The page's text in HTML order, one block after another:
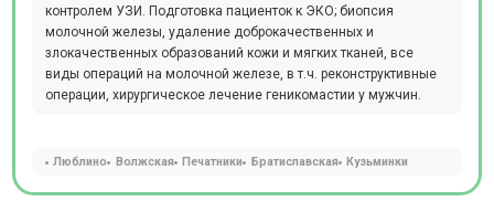
контролем УЗИ. Подготовка пациенток к ЭКО; биопсия
молочной железы, удаление доброкачественных и
злокачественных образований кожи и мягких тканей, все
виды операций на молочной железе, в т.ч. реконструктивные
операции, хирургическое лечение геникомастии у мужчин.
Люблино Волжская Печатники Братиславская Кузьминки